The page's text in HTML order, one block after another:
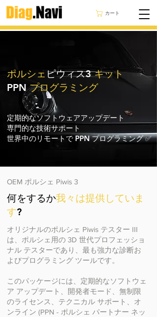
カート
ポルシェピウィス3キット
PPNプログラミング
定期的なソフトウェアアップデート
専門的な技術サポート
世界中のリモートで PPN プログラミング ✅
OEM ポルシェ Piwis 3
何をするか我々は提供していま
す?
オリジナルのポルシェ Piwis テスター III
は、ポルシェ用の 3D 世代プロフェッショ
ナル テスターであり、最も強力な診断お
よびプログラミング ツールです。
このパッケージには、定期的なソフトウェ
ア アップデート、開発者モード、無制限
のライセンス、テクニカル サポート、オ
ンライン (PPN - ポルシェ パートナー ネッ